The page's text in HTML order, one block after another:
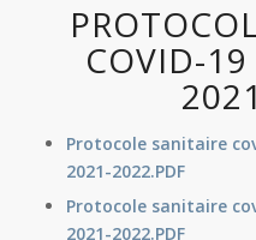
COVID-
Protocole sanitaire
2021-2022.PDF
Protocole sanitaire
2021-2022.PDF